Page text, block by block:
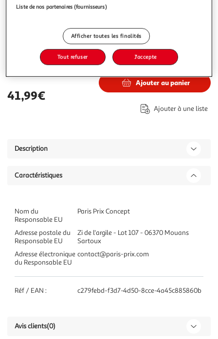
Plus d'options
Vendu parParis Prix 41,99€
41,99€
Ajouter au panier
Ajouter à une liste
Description
Caractéristiques
Nom du
Responsable EU
Paris Prix Concept
Adresse postale du
Responsable EU
Zi de l'argile - Lot 107 - 06370 Mouans
Sartoux
Adresse électronique
du Responsable EU
contact@paris-prix.com
Réf / EAN : c279febd-f3d7-4d50-8cce-4a45c885860b
Avis clients(0)
Liste de nos partenaires (fournisseurs)
Afficher toutes les finalités
Tout refuser J'accepte